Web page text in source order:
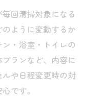
回清掃対象になる
ように変動するか
・浴室・トイレの
ランなど、内容に
や日程変更時の対
です。